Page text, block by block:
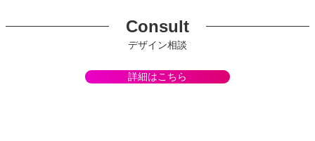
Consult
デザイン相談
詳細はこちら